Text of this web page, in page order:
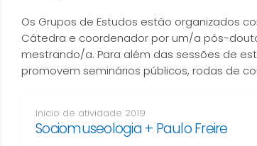
Os Grupos de Estudos estão organizados
Cátedra e coordenador por um/a pós-
mestrando/a. Para além das sessões de
promovem seminários públicos, rodas de
Inicio de atividade 2019
Sociomuseologia + Paulo Freire